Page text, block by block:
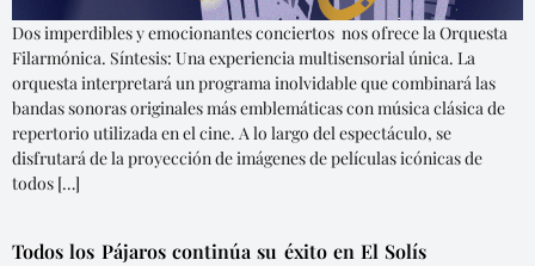
Dos imperdibles y emocionantes conciertos nos ofrece la Orquesta
Filarmónica. Síntesis: Una experiencia multisensorial única. La
orquesta interpretará un programa inolvidable que combinará las
bandas sonoras originales más emblemáticas con música clásica de
repertorio utilizada en el cine. A lo largo del espectáculo, se
disfrutará de la proyección de imágenes de películas icónicas de
todos […]
Todos los Pájaros continúa su éxito en El Solís